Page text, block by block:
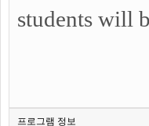
students will
프로그램 정보